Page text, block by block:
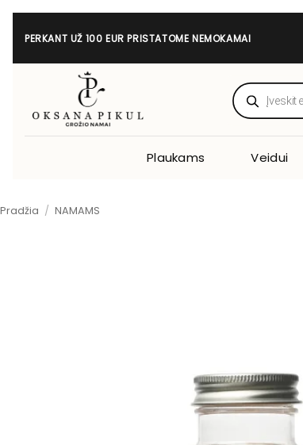
Skip
PERKANT UŽ 100 EUR PRISTATOME NEMOKAMAI
Products
search
Plaukams Veidui
Pradžia / NAMAMS